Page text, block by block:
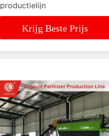
productielijn
Krijg Beste Prijs